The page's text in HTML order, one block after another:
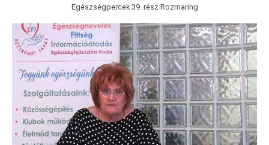
Egészségpercek 39. rész Rozmaring